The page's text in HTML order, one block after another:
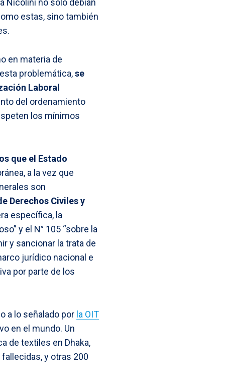
Nicolini no solo debían
estas, sino también
en materia de
problemática,se
Laboral
del ordenamiento
los mínimos
que el Estado
a la vez que
son
Derechos Civiles y
específica, la
y el N° 105 “sobre la
y sancionar la trata de
jurídico nacional e
por parte de los
a lo señalado por la OIT
en el mundo. Un
de textiles en Dhaka,
y otras 200